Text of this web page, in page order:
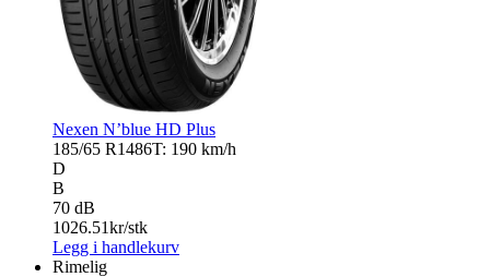
Nexen N’blue HD Plus
185/65 R1486T: 190 km/h
D
B
70 dB
1026.51kr/stk
Legg i handlekurv
Rimelig